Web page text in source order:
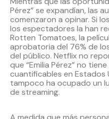
Pérez” se expandían, las
comenzaron a opinar. Si
los espectadores la han
Rotten Tomatoes, la
aprobatoria del 76% de
del público. Netflix no
que “Emilia Pérez” no
cuantificables en Estados
tampoco ha ocupado un
de streaming.